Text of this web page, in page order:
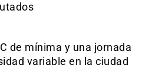
de mínima y una jornada
variable en la ciudad